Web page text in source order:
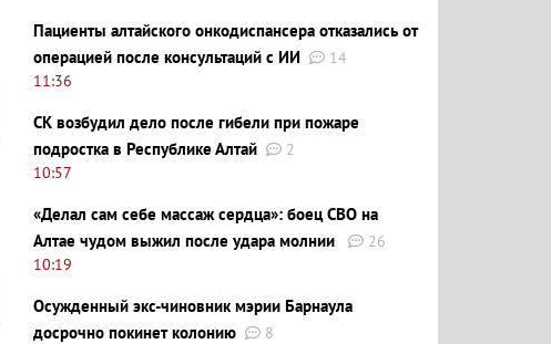
Пациенты алтайского онкодиспансера отказались от
операцией после консультаций с ИИ
14
11:36
СК возбудил дело после гибели при пожаре
подростка в Республике Алтай
2
10:57
«Делал сам себе массаж сердца»: боец СВО на
Алтае чудом выжил после удара молнии
26
10:19
Осужденный экс-чиновник мэрии Барнаула
досрочно покинет колонию
8